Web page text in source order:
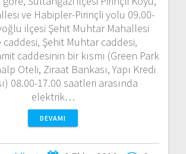
ve Habipler-Pirinçli yolu 09.00-
ilçesi Şehit Muhtar Mahallesi
caddesi, Şehit Muhtar caddesi,
caddesinin bir kısmı (Green Park
Oteli, Ziraat Bankası, Yapı Kredi
08.00-17.00 saatleri arasında
elektrik…
DEVAMI